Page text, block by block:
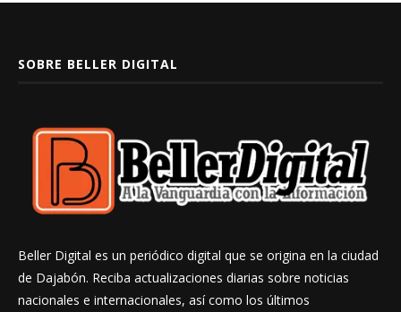
SOBRE BELLER DIGITAL
Beller Digital es un periódico digital que se origina en la ciudad
de Dajabón. Reciba actualizaciones diarias sobre noticias
nacionales e internacionales, así como los últimos